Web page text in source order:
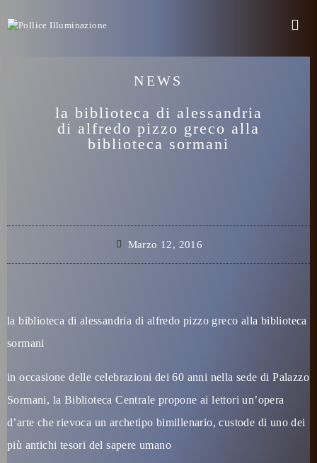
NEWS
la biblioteca di alessandria
di alfredo pizzo greco alla
biblioteca sormani
Marzo 12, 2016
la biblioteca di alessandria di alfredo pizzo greco alla biblioteca
sormani
in occasione delle celebrazioni dei 60 anni nella sede di Palazzo
Sormani, la Biblioteca Centrale propone ai lettori un’opera
d’arte che rievoca un archetipo bimillenario, custode di uno dei
più antichi tesori del sapere umano